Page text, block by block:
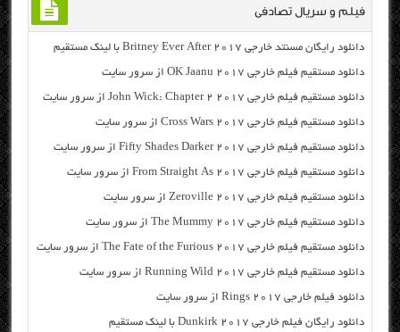
فیلم و سریال تصادفی
دانلود رایگان مسنتد خارجی Britney Ever After 2017 با لینک مستقیم
دانلود مستقیم فیلم خارجی OK Jaanu 2017 از سرور سایت
دانلود مستقیم فیلم خارجی John Wick: Chapter 2 2017 از سرور سایت
دانلود مستقیم فیلم خارجی Cross Wars 2017 از سرور سایت
دانلود مستقیم فیلم خارجی Fifty Shades Darker 2017 از سرور سایت
دانلود مستقیم فیلم خارجی From Straight As 2017 از سرور سایت
دانلود مستقیم فیلم خارجی Zeroville 2017 از سرور سایت
دانلود مستقیم فیلم خارجی The Mummy 2017 از سرور سایت
دانلود مستقیم فیلم خارجی The Fate of the Furious 2017 از سرور سایت
دانلود مستقیم فیلم خارجی Running Wild 2017 از سرور سایت
دانلود فیلم خارجی Rings 2017 از سرور سایت
دانلود رایگان فیلم خارجی Dunkirk 2017 با لینک مستقیم